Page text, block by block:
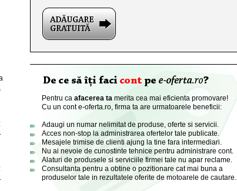
Pentru ca afacerea ta merita cea mai eficienta promovare!
Cu un cont e-oferta.ro, firma ta are urmatoarele beneficii:
Adaugi un numar nelimitat de produse, oferte si servicii.
Acces non-stop la administrarea ofertelor tale publicate.
Mesajele trimise de clienti ajung la tine fara intermediari.
Nu ai nevoie de cunostinte tehnice pentru administrare cont.
Alaturi de produsele si serviciile firmei tale nu apar reclame.
Consultanta pentru a obtine o pozitionare cat mai buna a
produselor tale in rezultatele oferite de motoarele de cautare.